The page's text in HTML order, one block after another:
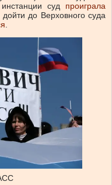
суд проиграла
до Верховного суда